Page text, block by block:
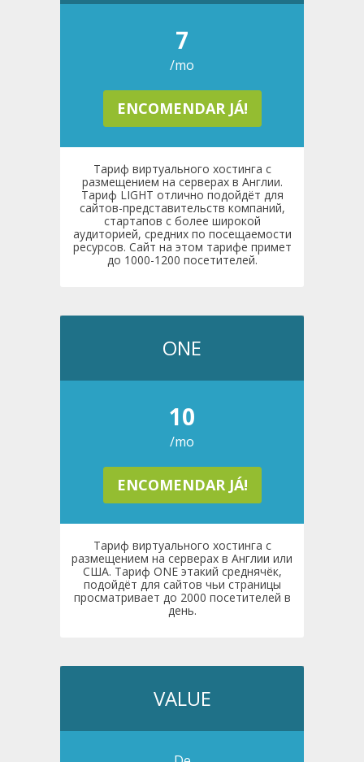
7
/mo
ENCOMENDAR JÁ!
Тариф виртуального хостинга с
размещением на серверах в Англии.
Тариф LIGHT отлично подойдёт для
сайтов-представительств компаний,
стартапов с более широкой
аудиторией, средних по посещаемости
ресурсов. Сайт на этом тарифе примет
до 1000-1200 посетителей.
ONE
10
/mo
ENCOMENDAR JÁ!
Тариф виртуального хостинга с
размещением на серверах в Англии или
США. Тариф ONE этакий среднячёк,
подойдёт для сайтов чьи страницы
просматривает до 2000 посетителей в
день.
VALUE